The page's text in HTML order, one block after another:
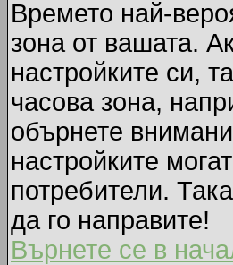
Времето най-
зона от вашата.
настройките си,
часова зона,
обърнете
настройките
потребители.
да го направите!
Върнете се в